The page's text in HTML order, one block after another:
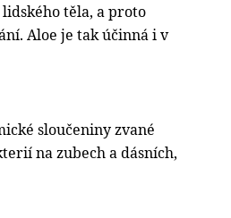
těla, a proto
Aloe je tak účinná i v
sloučeniny zvané
na zubech a dásních,